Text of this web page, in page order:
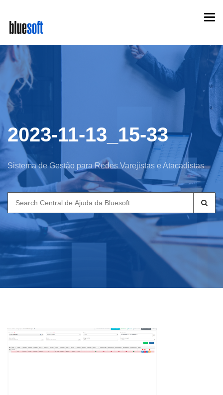
main
content
2023-11-13_15-33
Sistema de Gestão para Redes Varejistas e Atacadistas
Search
for: